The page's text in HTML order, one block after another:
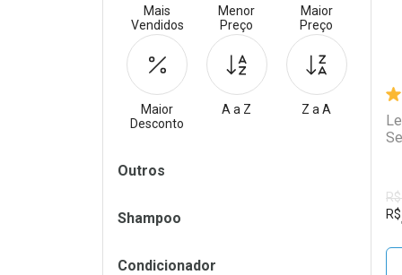
R$
Mais
Vendidos
Menor
Preço
Maior
Preço
Maior
Desconto
A a Z Z a A
Filtros
Outros
Shampoo
Condicionador